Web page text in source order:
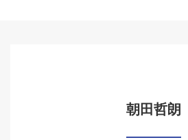
朝田哲朗